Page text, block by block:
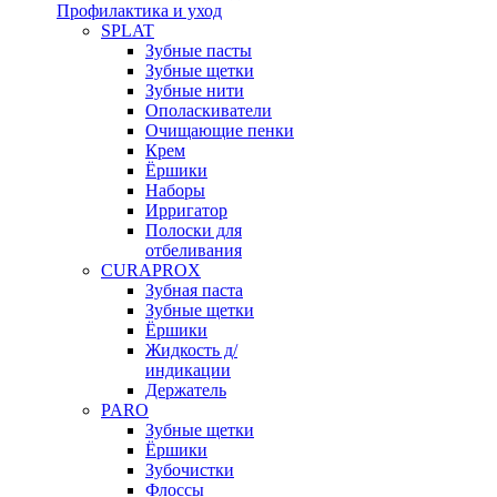
Профилактика и уход
SPLAT
Зубные пасты
Зубные щетки
Зубные нити
Ополаскиватели
Очищающие пенки
Крем
Ёршики
Наборы
Ирригатор
Полоски для
отбеливания
CURAPROX
Зубная паста
Зубные щетки
Ёршики
Жидкость д/
индикации
Держатель
PARO
Зубные щетки
Ёршики
Зубочистки
Флоссы